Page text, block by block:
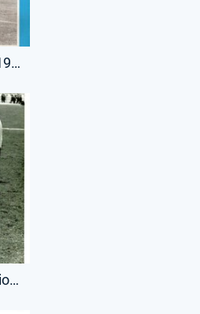
Periodico - 7 Giugno 1976 - Lazio Club
Riproduzione - Campionato Serie A - Luciano Re Cecconi e Pino Wilson